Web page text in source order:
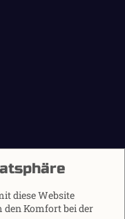
diese Website
Komfort bei der